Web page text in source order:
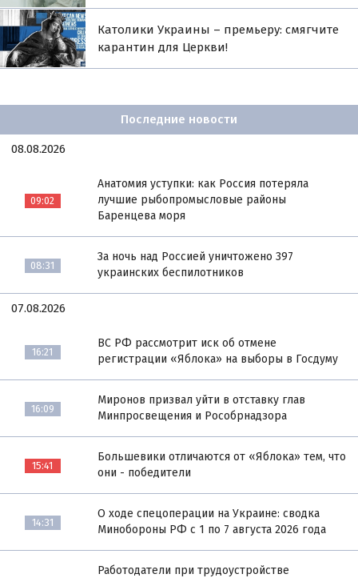
Католики Украины – премьеру: смягчите
карантин для Церкви!
Последние новости
08.08.2026
09:02
Анатомия уступки: как Россия потеряла
лучшие рыбопромысловые районы
Баренцева моря
08:31
За ночь над Россией уничтожено 397
украинских беспилотников
07.08.2026
16:21
ВС РФ рассмотрит иск об отмене
регистрации «Яблока» на выборы в Госдуму
16:09
Миронов призвал уйти в отставку глав
Минпросвещения и Рособрнадзора
15:41
Большевики отличаются от «Яблока» тем, что
они - победители
14:31
О ходе спецоперации на Украине: сводка
Минобороны РФ с 1 по 7 августа 2026 года
Работодатели при трудоустройстве